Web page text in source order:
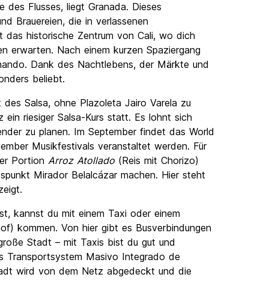
des Flusses, liegt Granada. Dieses
Brauereien, die in verlassenen
das historische Zentrum von Cali, wo dich
erwarten. Nach einem kurzen Spaziergang
Dank des Nachtlebens, der Märkte und
beliebt.
Salsa, ohne Plazoleta Jairo Varela zu
riesiger Salsa-Kurs statt. Es lohnt sich
zu planen. Im September findet das World
Musikfestivals veranstaltet werden. Für
Portion Arroz Atollado (Reis mit Chorizo) ​​
Mirador Belalcázar machen. Hier steht
kannst du mit einem Taxi oder einem
kommen. Von hier gibt es Busverbindungen
Stadt – mit Taxis bist du gut und
Transportsystem Masivo Integrado de
wird von dem Netz abgedeckt und die